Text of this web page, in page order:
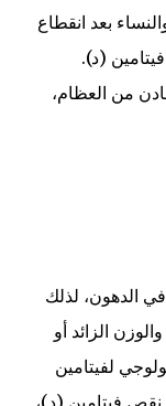
بعد انقطاع
(د).
من العظام،
في الدهون، لذلك
الزائد أو
لفيتامين